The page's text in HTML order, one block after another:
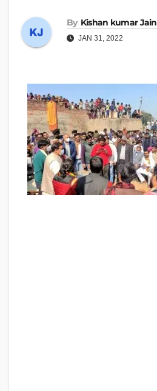
By Kishan kumar Jain
JAN 31, 2022